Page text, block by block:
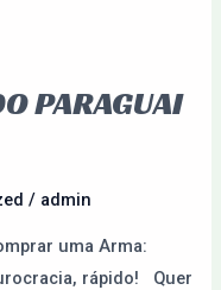
PARAGUAI
/ admin
uma Arma:
rápido! Quer